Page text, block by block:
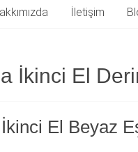
İletişim
İkinci El
El Beyaz